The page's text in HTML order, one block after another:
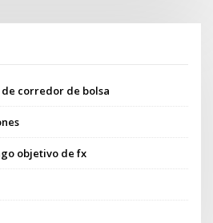
corredor de bolsa
objetivo de fx